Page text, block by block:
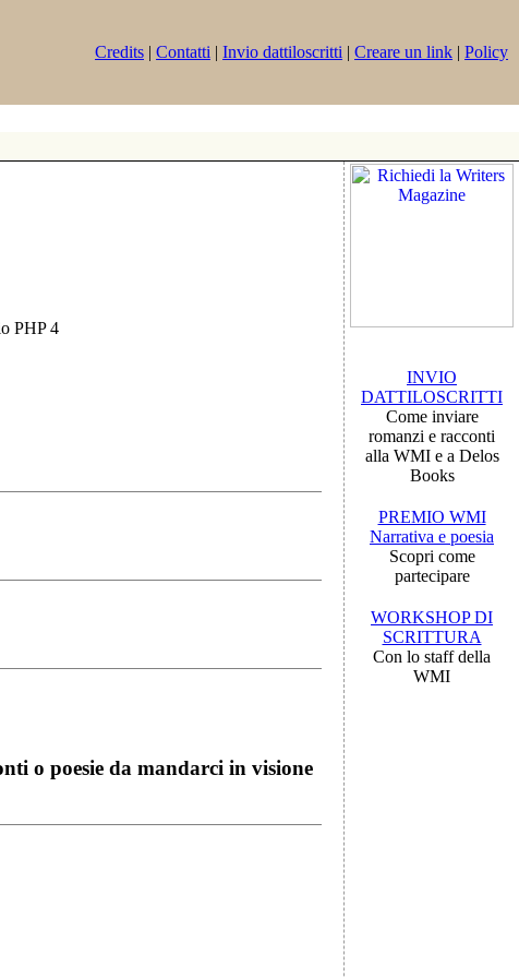
Credits | Contatti | Invio dattiloscritti | Creare un link | Policy
PHP 4
o poesie da mandarci in visione
INVIO
DATTILOSCRITTI
Come inviare
romanzi e racconti
alla WMI e a Delos
Books
PREMIO WMI
Narrativa e poesia
Scopri come
partecipare
WORKSHOP DI
SCRITTURA
Con lo staff della
WMI